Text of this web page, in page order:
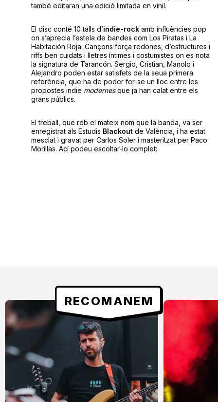
també editaran una edició limitada en vinil.
El disc conté 10 talls d’indie-rockamb influències pop
on s’aprecia l’estela de bandes com Los Piratas i La
Habitación Roja. Cançons força redones, d’estructures i
riffs ben cuidats i lletres íntimes i costumistes on es nota
la signatura de Tarancón. Sergio, Cristian, Manolo i
Alejandro poden estar satisfets de la seua primera
referència, que ha de poder fer-se un lloc entre les
propostes indie modernesque ja han calat entre els
grans públics.
El treball, que reb el mateix nom que la banda, va ser
enregistrat als Estudis Blackoutde València, i ha estat
mesclat i gravat per Carlos Soler i masteritzat per Paco
Morillas. Ací podeu escoltar-lo complet:
RECOMANEM